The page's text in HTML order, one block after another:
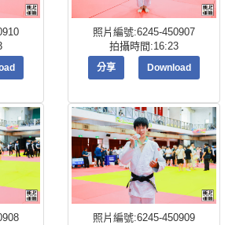
照片編號:6245-450907
拍攝時間:16:23
分享 Download
照片編號:6245-450909